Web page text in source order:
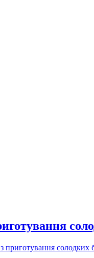
приготування солодких